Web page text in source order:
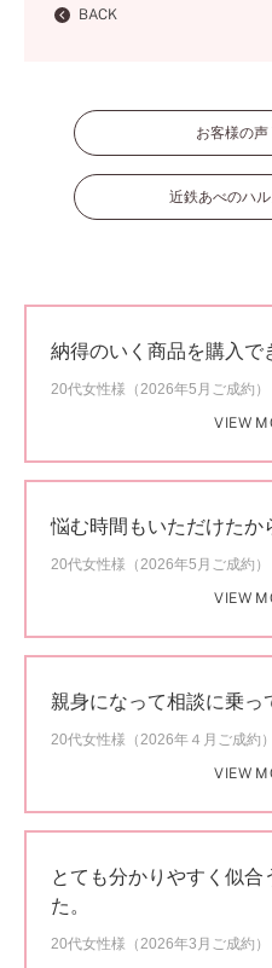
BACK
お客様の声
近鉄あべのハ
納得のいく商品を購入で
20代女性様（2026年5月ご成約）
VIEW
悩む時間もいただけたか
20代女性様（2026年5月ご成約）
VIEW
親身になって相談に乗っ
20代女性様（2026年４月ご成約）
VIEW
とても分かりやすく似
た。
20代女性様（2026年3月ご成約）